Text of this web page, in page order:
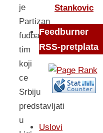
je
Partizan
fudbalski
tim
koji
ce
Srbiju
predstavljati
u
Stankovic
Feedburner
RSS-pretplata
Uslovi